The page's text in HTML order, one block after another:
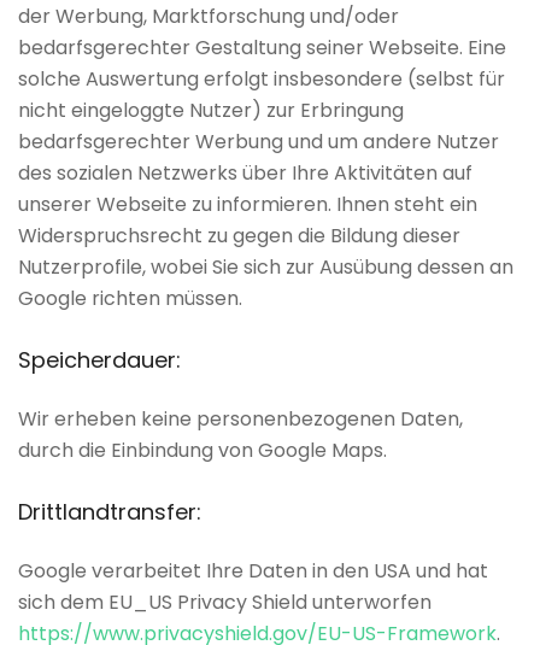
der Werbung, Marktforschung und/oder
bedarfsgerechter Gestaltung seiner Webseite. Eine
solche Auswertung erfolgt insbesondere (selbst für
nicht eingeloggte Nutzer) zur Erbringung
bedarfsgerechter Werbung und um andere Nutzer
des sozialen Netzwerks über Ihre Aktivitäten auf
unserer Webseite zu informieren. Ihnen steht ein
Widerspruchsrecht zu gegen die Bildung dieser
Nutzerprofile, wobei Sie sich zur Ausübung dessen an
Google richten müssen.
Speicherdauer:
Wir erheben keine personenbezogenen Daten,
durch die Einbindung von Google Maps.
Drittlandtransfer:
Google verarbeitet Ihre Daten in den USA und hat
sich dem EU_US Privacy Shield unterworfen
https://www.privacyshield.gov/EU-US-Framework.